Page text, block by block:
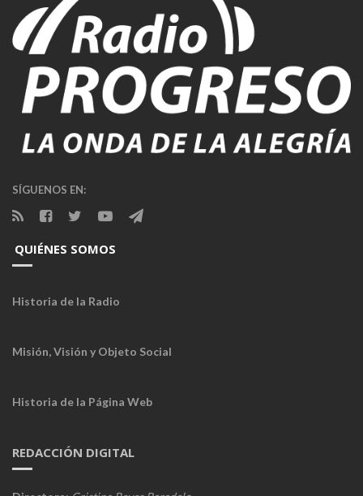
SÍGUENOS EN:
QUIÉNES SOMOS
Historia de la Radio
Misión, Visión y Objeto Social
Historia de la Página Web
REDACCIÓN DIGITAL